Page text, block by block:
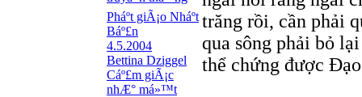
Pháº­t giÃ¡o Nháº­t
Báº£n
4.5.2004
Bettina Dziggel
Cáº£m giÃ¡c
nhÆ° má»™t
trăng rồi, cần phải
qua sông phải bỏ
thể chứng được